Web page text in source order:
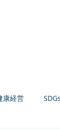
康経営 SDGs